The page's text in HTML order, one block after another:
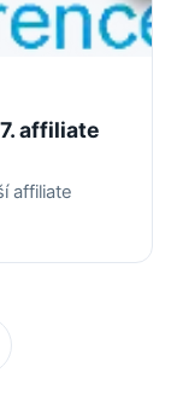
affiliate
affiliate